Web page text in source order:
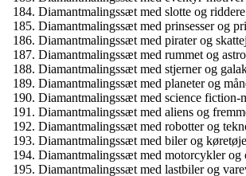
Diamantmalingssæt med slotte og riddere
Diamantmalingssæt med prinsesser og
Diamantmalingssæt med pirater og
Diamantmalingssæt med rummet og
Diamantmalingssæt med stjerner og
Diamantmalingssæt med planeter og
Diamantmalingssæt med science fiction-
Diamantmalingssæt med aliens og
Diamantmalingssæt med robotter og
Diamantmalingssæt med biler og
Diamantmalingssæt med motorcykler og
Diamantmalingssæt med lastbiler og